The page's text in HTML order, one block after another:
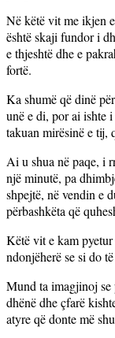
Në këtë vit me ikjen
është skaji fundor i
e thjeshtë dhe e
fortë.
Ka shumë që dinë
unë e di, por ai ishte
takuan mirësinë e tij,
Ai u shua në paqe, i
një minutë, pa
shpejtë, në vendin e
përbashkëta që
Këtë vit e kam pyetur
ndonjëherë se si do
Mund ta imagjinoj se
dhënë dhe çfarë
atyre që donte më